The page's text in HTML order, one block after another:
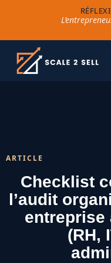
ARTICLE
Checklist
l’audit
entreprise
(RH,